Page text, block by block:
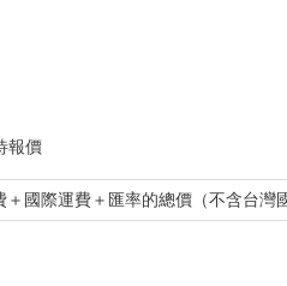
報價
國際運費＋匯率的總價（不含台灣